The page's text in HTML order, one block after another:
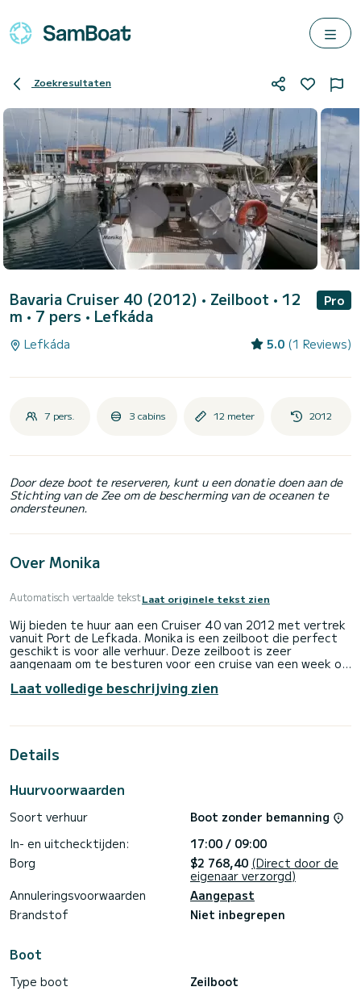
Zoekresultaten
Bavaria Cruiser 40 (2012) • Zeilboot • 12
m • 7 pers • Lefkáda
Pro
Lefkáda 5.0 (1 Reviews)
7 pers. 3 cabins 12 meter 2012
Door deze boot te reserveren, kunt u een donatie doen aan de
Stichting van de Zee om de bescherming van de oceanen te
ondersteunen.
Over Monika
Automatisch vertaalde tekstLaat originele tekst zien
Wij bieden te huur aan een Cruiser 40 van 2012 met vertrek
vanuit Port de Lefkada. Monika is een zeilboot die perfect
geschikt is voor alle verhuur. Deze zeilboot is zeer
aangenaam om te besturen voor een cruise van een week of
De boot heeft 3 volledig uitgeruste hut(ten) en een
meter is het uw beste bondgenoot om een uitzonderlijke
Port de Lefkada
douche.
Deze boot is uitgerust met een Furling grootzeil en een
Buitenboordmotor, Luidsprekers.
Neem gerust contact met ons op voor een offerte, u wordt
Laat volledige beschrijving zien
Details
Huurvoorwaarden
Soort verhuur
Boot zonder bemanning
In- en uitchecktijden:
17:00 / 09:00
Borg
$2 768,40 (Direct door de
eigenaar verzorgd)
Annuleringsvoorwaarden
Aangepast
Brandstof
Niet inbegrepen
Boot
Type boot
Zeilboot